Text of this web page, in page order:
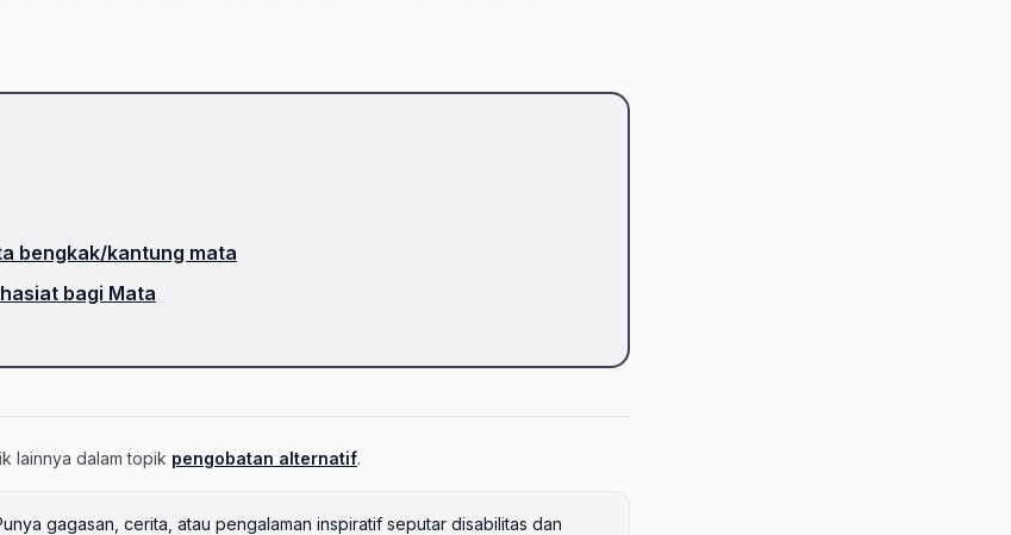
bengkak/kantung mata
bagi Mata
lainnya dalam topik pengobatan alternatif.
gagasan, cerita, atau pengalaman inspiratif seputar disabilitas dan